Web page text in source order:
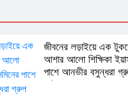
জীবনের লড়াইয়ে এক
আশার আলো শিক্ষিকা
পাশে আনভীর বসুন্ধরা
ফাউন্ডেশন